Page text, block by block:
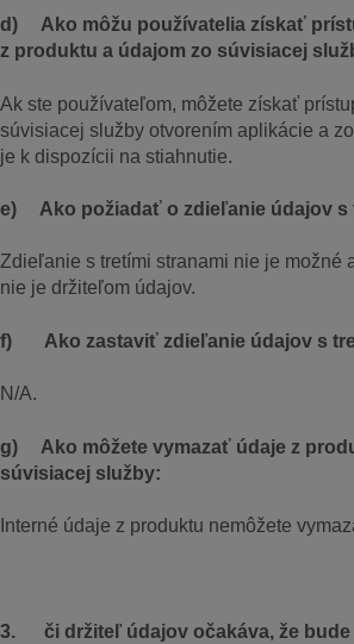
d) Ako môžu používatelia získať
z produktu a údajom zo súvisiacej
Ak ste používateľom, môžete získať
súvisiacej služby otvorením aplikácie a
je k dispozícii na stiahnutie.
e) Ako požiadať o zdieľanie údajov s
Zdieľanie s tretími stranami nie je možné
nie je držiteľom údajov.
f) Ako zastaviť zdieľanie údajov s
N/A.
g) Ako môžete vymazať údaje z
súvisiacej služby:
Interné údaje z produktu nemôžete
3. či držiteľ údajov očakáva, že bude